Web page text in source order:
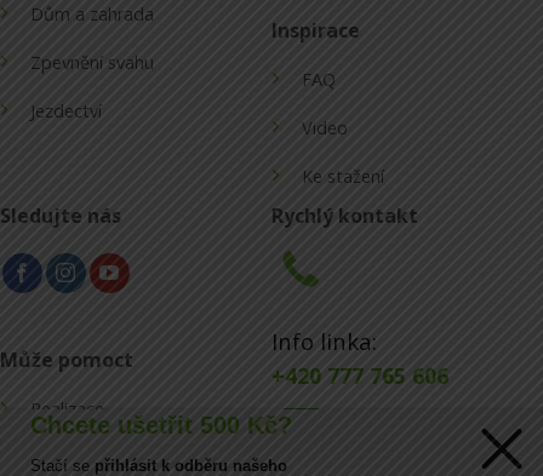
Dům a zahrada
Zpevnění svahu
Jezdectví
Inspirace
FAQ
Video
Ke stažení
Sledujte nás
Může pomoct
Realizace
Konfigurátor
Rychlý kontakt
Info linka:
+420 777 765 606
Chcete ušetřit 500 Kč?
Stačí se přihlásit k odběru našeho